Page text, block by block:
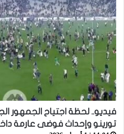
فيديو.. لحظة اجتياح الجمهور
تورينو وإحداث فوضى عارمة